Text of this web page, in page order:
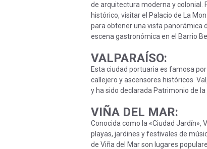
de arquitectura moderna y colonial.
histórico, visitar el Palacio de La
para obtener una vista panorámica
escena gastronómica en el Barrio
VALPARAÍSO:
Esta ciudad portuaria es famosa
callejero y ascensores históricos.
y ha sido declarada Patrimonio de la
VIÑA DEL MAR:
Conocida como la «Ciudad Jardín»,
playas, jardines y festivales de
de Viña del Mar son lugares